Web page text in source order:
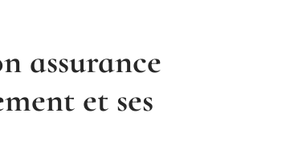
assurance
et ses